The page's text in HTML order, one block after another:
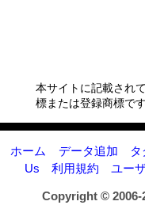
本サイトに記載され
標または登録商標です
ホーム データ追加 タ
Us
利用規約 ユー
Copyright © 2006-